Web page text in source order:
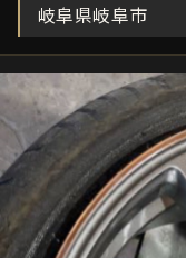
岐阜県岐阜市